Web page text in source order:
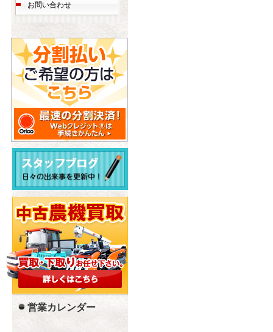
お問い合わせ
営業カレンダー